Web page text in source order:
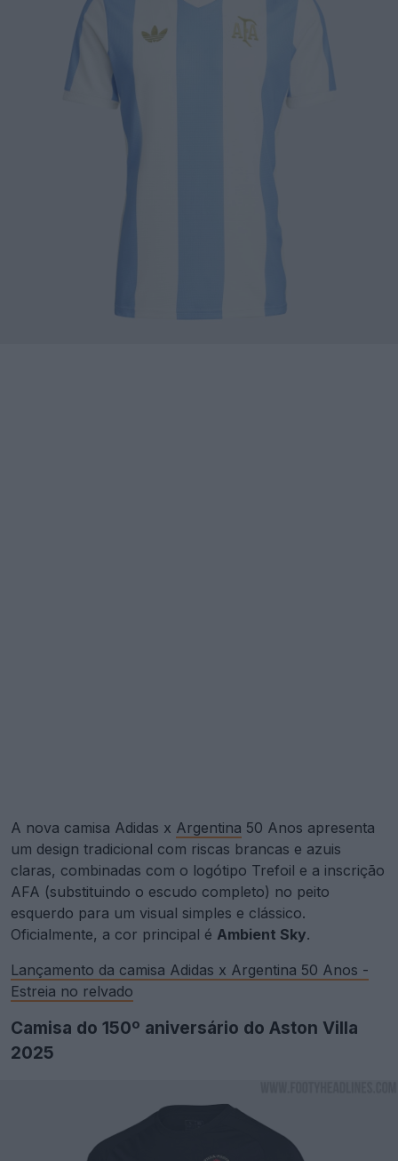
A nova camisa Adidas x Argentina 50 Anos apresenta
um design tradicional com riscas brancas e azuis
claras, combinadas com o logótipo Trefoil e a inscrição
AFA (substituindo o escudo completo) no peito
esquerdo para um visual simples e clássico.
Oficialmente, a cor principal é Ambient Sky.
Lançamento da camisa Adidas x Argentina 50 Anos -
Estreia no relvado
Camisa do 150º aniversário do Aston Villa
2025